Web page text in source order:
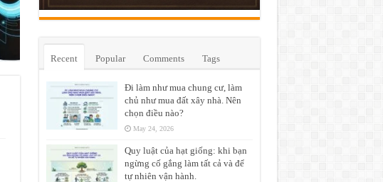
Recent Popular Comments Tags
Đi làm như mua chung cư, làm
chủ như mua đất xây nhà. Nên
chọn điều nào?
May 24, 2026
Quy luật của hạt giống: khi bạn
ngừng cố gắng làm tất cả và để
tự nhiên vận hành.